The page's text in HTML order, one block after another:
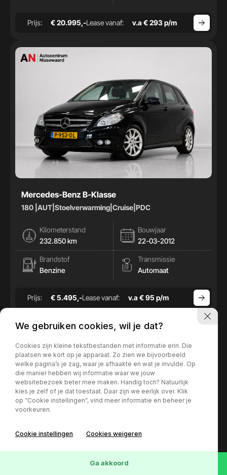
Prijs: € 20.995,-Lease vanaf: v.a € 293 p/m
Mercedes-Benz B-Klasse
180 |AUT|Stoelverwarming|Cruise|PDC
Kilometerstand
232.850 km
Bouwjaar
22-03-2012
Brandstof
Benzine
Transmissie
Automaat
Prijs: € 5.495,-Lease vanaf: v.a € 95 p/m
We gebruiken cookies, wil je dat?
Cookies zijn kleine tekstbestanden met informatie erin. Die
plaatsen we kort op je apparaat. Zo zien we bijvoorbeeld
welke pagina’s je zag, waar je afhaakte en wat je invulde. Op
die manier hebben wij informatie waar we jouw
websitebezoek beter mee maken. Handig toch? Natuurlijk
kies je zelf of je dat toestaat. Daar zijn we eerlijk over. Klik
op “Cookie instellingen”, vind meer informatie en beheer je
voorkeuren.
Cookie instellingen Cookies weigeren
Ga akkoord